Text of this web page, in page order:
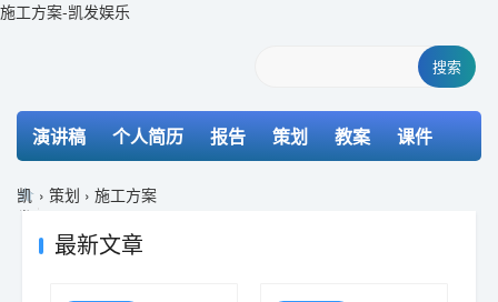
施工方案-凯发娱乐
搜索
演讲稿 个人简历 报告 策划 教案
课件
检讨书
主持词
凯
发
› 策划 › 施工方案
最新文章